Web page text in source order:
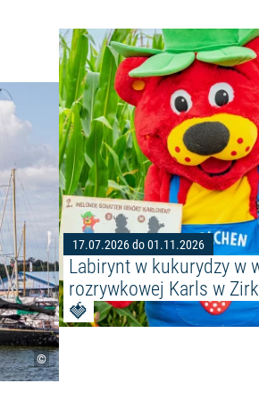
©
Czytaj więcej: "Wycieczka po
17.07.2026 do 01.11.2026
Labirynt w kukurydzy w
rozrywkowej Karls w
🍓